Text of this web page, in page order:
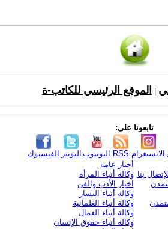
الموقع الرئيسي للكاتب-ة
تابعونا على:
الفيسبوك التويتر اليوتيوب RSS الانستغرام
بنا
أخبار عامة
وكالة أنباء المرأة
اخبار الأدب والفن
وكالة أنباء اليسار
وكالة أنباء العلمانية
وكالة أنباء العمال
وكالة أنباء حقوق الإنسان